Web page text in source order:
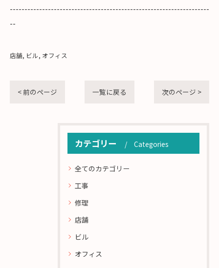
--------------------------------------------------------------------
--
店舗 ビル オフィス
< 前のページ 一覧に戻る 次のページ >
カテゴリー Categories
全てのカテゴリー
工事
修理
店舗
ビル
オフィス